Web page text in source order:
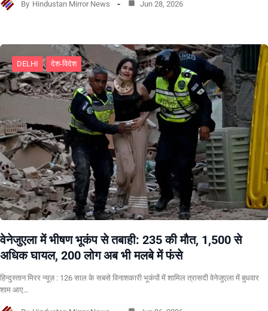
By Hindustan Mirror News Jun 28, 2026
DELHI देश-विदेश
वेनेजुएला में भीषण भूकंप से तबाही: 235 की मौत, 1,500 से
अधिक घायल, 200 लोग अब भी मलबे में फंसे
हिन्दुस्तान मिरर न्यूज़ : 126 साल के सबसे विनाशकारी भूकंपों में शामिल त्रासदी वेनेजुएला में बुधवार
शाम आए…